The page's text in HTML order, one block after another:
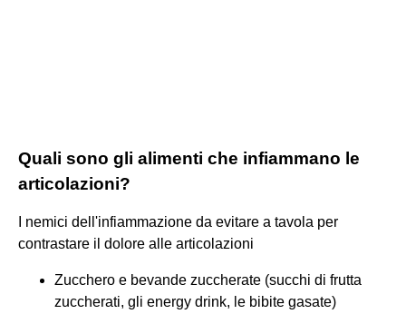
Quali sono gli alimenti che infiammano le
articolazioni?
I nemici dell'infiammazione da evitare a tavola per
contrastare il dolore alle articolazioni
Zucchero e bevande zuccherate (succhi di frutta
zuccherati, gli energy drink, le bibite gasate)